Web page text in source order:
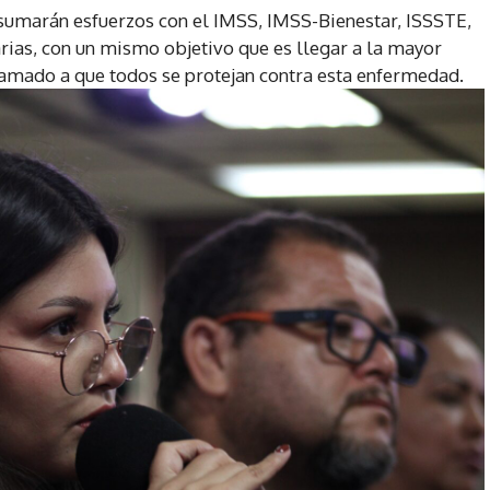
v
o
l
.
esfuerzos con el IMSS, IMSS-Bienestar, ISSSTE,
con un mismo objetivo que es llegar a la mayor
a que todos se protejan contra esta enfermedad.